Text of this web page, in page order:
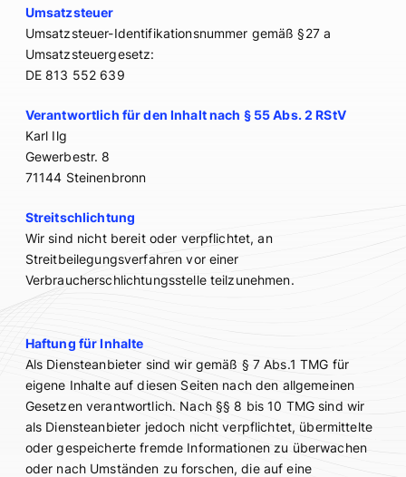
Umsatzsteuer
Umsatzsteuer-Identifikationsnummer gemäß §27 a
Umsatzsteuergesetz:
DE 813 552 639
Verantwortlich für den Inhalt nach § 55 Abs. 2 RStV
Karl Ilg
Gewerbestr. 8
71144 Steinenbronn
Streitschlichtung
Wir sind nicht bereit oder verpflichtet, an
Streitbeilegungsverfahren vor einer
Verbraucherschlichtungsstelle teilzunehmen.
Haftung für Inhalte
Als Diensteanbieter sind wir gemäß § 7 Abs.1 TMG für
eigene Inhalte auf diesen Seiten nach den allgemeinen
Gesetzen verantwortlich. Nach §§ 8 bis 10 TMG sind wir
als Diensteanbieter jedoch nicht verpflichtet, übermittelte
oder gespeicherte fremde Informationen zu überwachen
oder nach Umständen zu forschen, die auf eine